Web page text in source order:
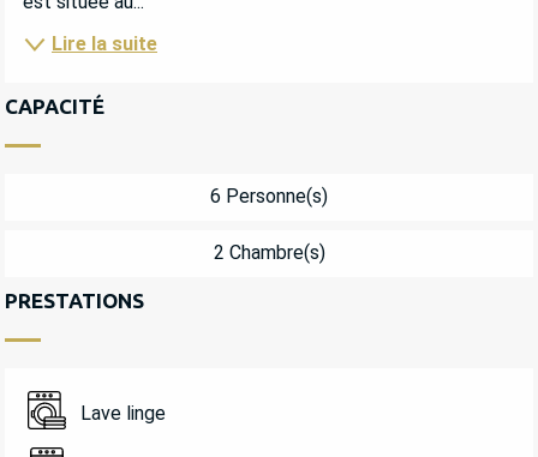
Lire la suite
CAPACITÉ
6 Personne(s)
2 Chambre(s)
PRESTATIONS
Lave linge